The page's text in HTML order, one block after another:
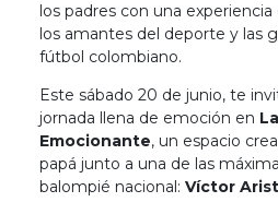
los padres con una experiencia
los amantes del deporte y las
fútbol colombiano.
Este sábado 20 de junio, te
jornada llena de emoción en
Emocionante, un espacio
papá junto a una de las
balompié nacional: Víctor